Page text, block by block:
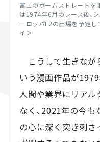
富士のホームストレートを
は1974年6月のレース後、
ーロッパF2の出場を予定し
イ＞
こうして生きなが
いう漫画作品が
人間や業界にリア
なく、2021年の今も
の心に深く突き刺さ